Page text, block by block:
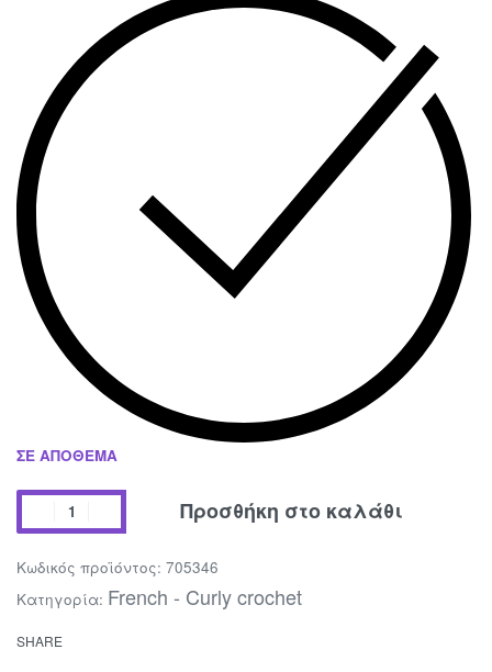
ΣΕ ΑΠΌΘΕΜΑ
Προσθήκη στο καλάθι
705346
Κατηγορία: French - Curly crochet
SHARE